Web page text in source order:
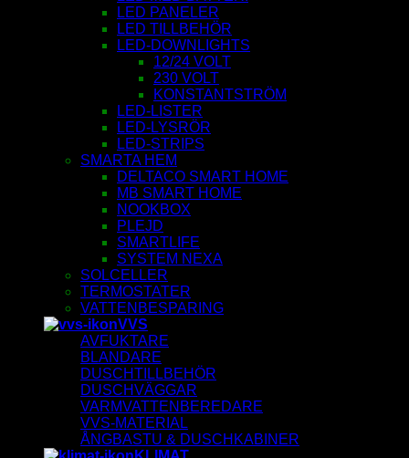
LED PANELER
LED TILLBEHÖR
LED-DOWNLIGHTS
12/24 VOLT
230 VOLT
KONSTANTSTRÖM
LED-LISTER
LED-LYSRÖR
LED-STRIPS
SMARTA HEM
DELTACO SMART HOME
MB SMART HOME
NOOKBOX
PLEJD
SMARTLIFE
SYSTEM NEXA
SOLCELLER
TERMOSTATER
VATTENBESPARING
VVS
AVFUKTARE
BLANDARE
DUSCHTILLBEHÖR
DUSCHVÄGGAR
VARMVATTENBEREDARE
VVS-MATERIAL
ÅNGBASTU & DUSCHKABINER